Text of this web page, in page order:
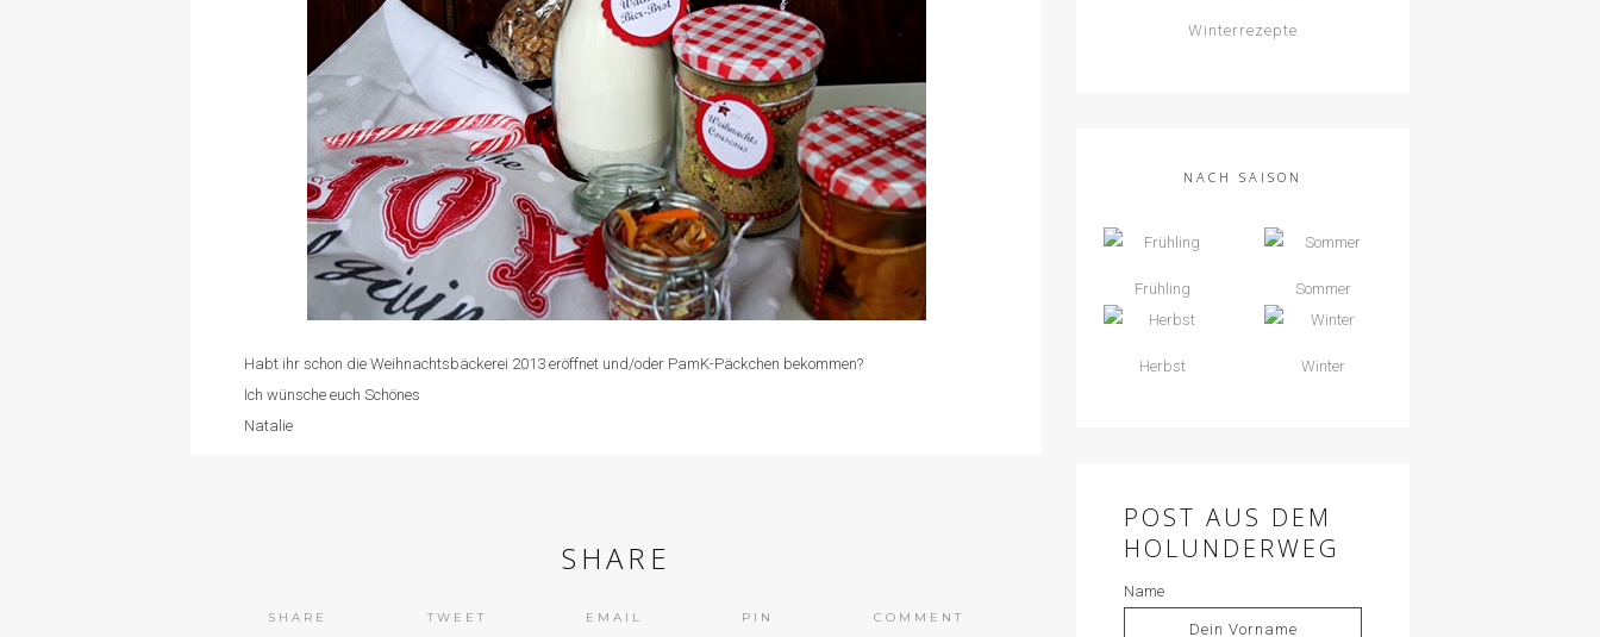
Habt ihr schon die Weihnachtsbäckerei 2013 eröffnet und/oder PamK-Päckchen bekommen?
Ich wünsche euch Schönes
Natalie
SHARE
SHARE TWEET EMAIL PIN COMMENT
Winterrezepte
NACH SAISON
Frühling Sommer
Herbst Winter
POST AUS DEM
HOLUNDERWEG
Name